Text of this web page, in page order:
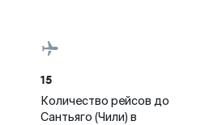
15
Количество рейсов до
Сантьяго (Чили) в